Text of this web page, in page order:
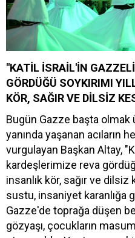
"KATİL İSRAİL'İN
GÖRDÜĞÜ SOYKIRIMI
KÖR, SAĞIR VE DİLSİZ
Bugün Gazze başta olmak
yanında yaşanan acıların
vurgulayan Başkan Altay,
kardeşlerimize reva
insanlık kör, sağır ve
sustu, insaniyet karanlığa
Gazze'de toprağa düşen
gözyaşı, çocukların